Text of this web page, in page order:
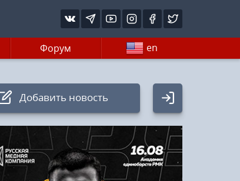
Форум en
Добавить новость
Авторизация
Логин: